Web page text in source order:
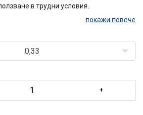
в трудни условия.
с EN 13889 и отговаря на
покажи повече
0,33